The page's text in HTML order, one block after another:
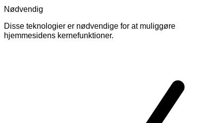
Nødvendig
Disse teknologier er nødvendige for at muliggøre
hjemmesidens kernefunktioner.